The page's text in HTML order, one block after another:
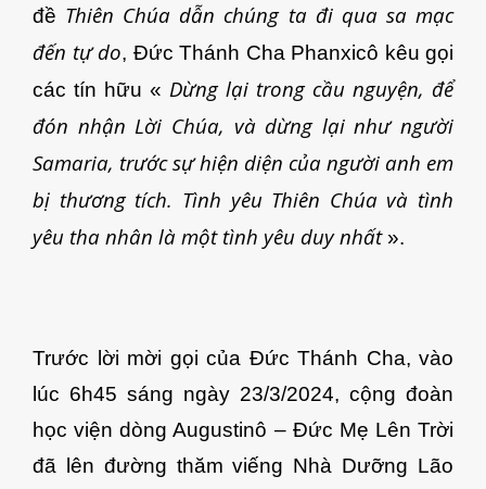
đề Thiên Chúa dẫn chúng ta đi qua sa mạc
đến tự do, Đức Thánh Cha Phanxicô kêu gọi
các tín hữu « Dừng lại trong cầu nguyện, để
đón nhận Lời Chúa, và dừng lại như người
Samaria, trước sự hiện diện của người anh em
bị thương tích. Tình yêu Thiên Chúa và tình
yêu tha nhân là một tình yêu duy nhất».
Trước lời mời gọi của Đức Thánh Cha, vào
lúc 6h45 sáng ngày 23/3/2024, cộng đoàn
học viện dòng Augustinô – Đức Mẹ Lên Trời
đã lên đường thăm viếng Nhà Dưỡng Lão